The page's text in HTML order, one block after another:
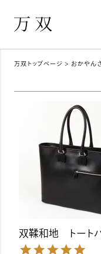
万双トップページ おかやん
双鞣和地 トート